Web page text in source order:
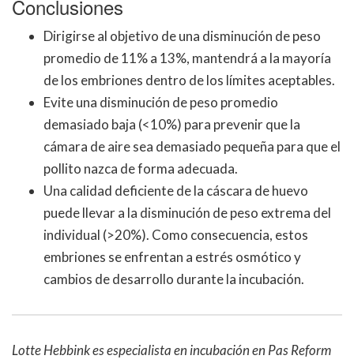
Conclusiones
Dirigirse al objetivo de una disminución de peso
promedio de 11% a 13%, mantendrá a la mayoría
de los embriones dentro de los límites aceptables.
Evite una disminución de peso promedio
demasiado baja (<10%) para prevenir que la
cámara de aire sea demasiado pequeña para que el
pollito nazca de forma adecuada.
Una calidad deficiente de la cáscara de huevo
puede llevar a la disminución de peso extrema del
individual (>20%). Como consecuencia, estos
embriones se enfrentan a estrés osmótico y
cambios de desarrollo durante la incubación.
Lotte Hebbink es especialista en incubación en Pas Reform